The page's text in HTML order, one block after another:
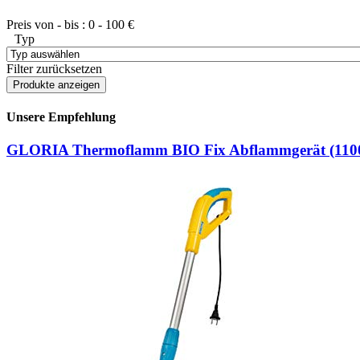
Preis von - bis : 0 - 100 €
Typ
Filter zurücksetzen
Unsere Empfehlung
GLORIA Thermoflamm BIO Fix Abflammgerät